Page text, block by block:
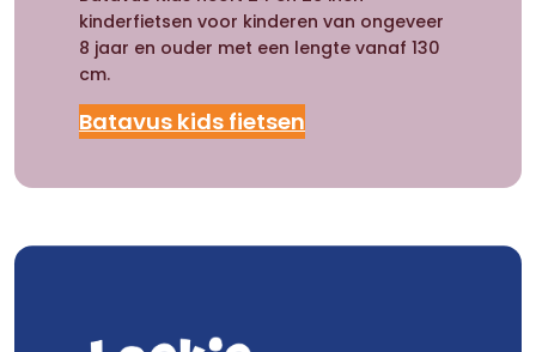
kinderfietsen voor kinderen van ongeveer
8 jaar en ouder met een lengte vanaf 130
cm.
Batavus kids fietsen